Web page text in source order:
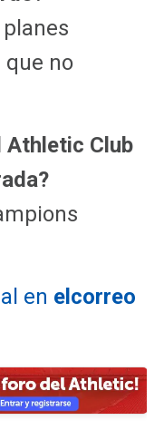
que no
Athletic Club
en elcorreo